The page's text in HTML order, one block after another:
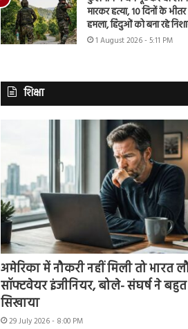
मारकर हत्या, 10 दिनों के
हमला, हिंदुओं को बना रहे
1 August 2026 - 5:11 PM
शिक्षा
अमेरिका में नौकरी नहीं मिली तो भारत
सॉफ्टवेयर इंजीनियर, बोले- संघर्ष ने
सिखाया
29 July 2026 - 8:00 PM